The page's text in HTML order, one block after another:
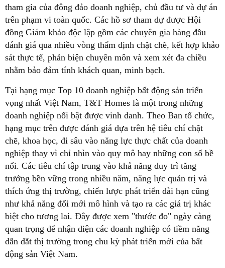
tham gia của đông đảo doanh nghiệp, chủ đầu tư và dự án
trên phạm vi toàn quốc. Các hồ sơ tham dự được Hội
đồng Giám khảo độc lập gồm các chuyên gia hàng đầu
đánh giá qua nhiều vòng thẩm định chặt chẽ, kết hợp khảo
sát thực tế, phản biện chuyên môn và xem xét đa chiều
nhằm bảo đảm tính khách quan, minh bạch.
Tại hạng mục Top 10 doanh nghiệp bất động sản triển
vọng nhất Việt Nam, T&T Homes là một trong những
doanh nghiệp nổi bật được vinh danh. Theo Ban tổ chức,
hạng mục trên được đánh giá dựa trên hệ tiêu chí chặt
chẽ, khoa học, đi sâu vào năng lực thực chất của doanh
nghiệp thay vì chỉ nhìn vào quy mô hay những con số bề
nổi. Các tiêu chí tập trung vào khả năng duy trì tăng
trưởng bền vững trong nhiều năm, năng lực quản trị và
thích ứng thị trường, chiến lược phát triển dài hạn cũng
như khả năng đổi mới mô hình và tạo ra các giá trị khác
biệt cho tương lai. Đây được xem "thước đo" ngày càng
quan trọng để nhận diện các doanh nghiệp có tiềm năng
dẫn dắt thị trường trong chu kỳ phát triển mới của bất
động sản Việt Nam.